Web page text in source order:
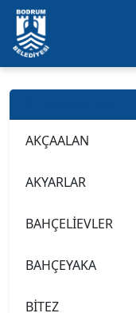
Ana içeriğe geç
AKÇAALAN
AKYARLAR
BAHÇELİEVLER
BAHÇEYAKA
BİTEZ